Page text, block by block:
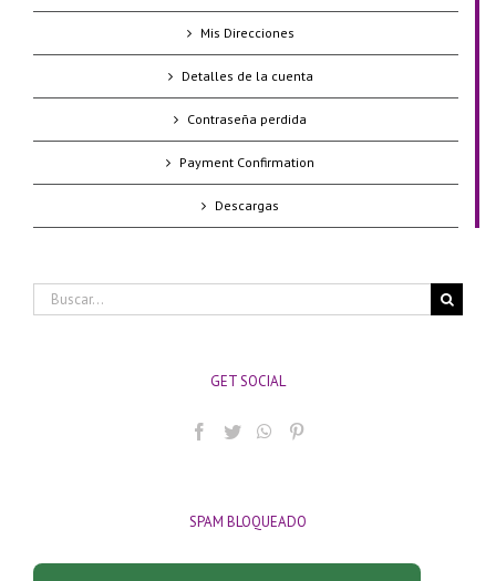
Mis Direcciones
Detalles de la cuenta
Contraseña perdida
Payment Confirmation
Descargas
Buscar:
GET SOCIAL
SPAM BLOQUEADO